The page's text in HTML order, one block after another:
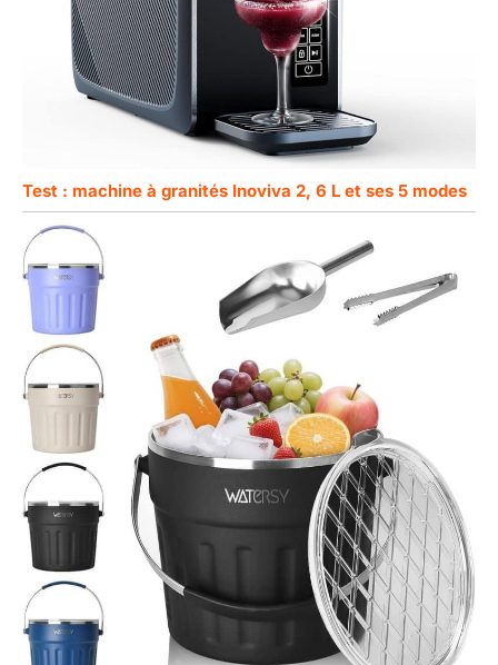
Test : machine à granités Inoviva 2, 6 L et ses 5 modes